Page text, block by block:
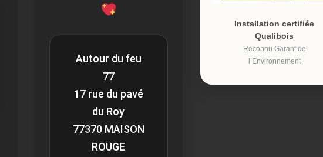
Autour du feu
77
17 rue du pavé
du Roy
77370 MAISON
ROUGE
Installation certifiée
Qualibois
Reconnu Garant de
l’Environnement